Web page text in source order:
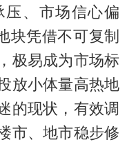
、市场信心偏
块凭借不可复制
极易成为市场标
放小体量高热地
的现状，有效调
市、地市稳步修